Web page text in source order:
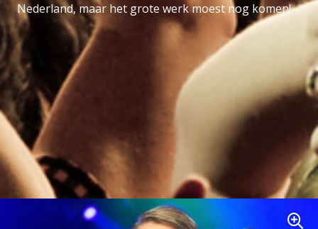
Nederland, maar het grote werk moest nog komen!